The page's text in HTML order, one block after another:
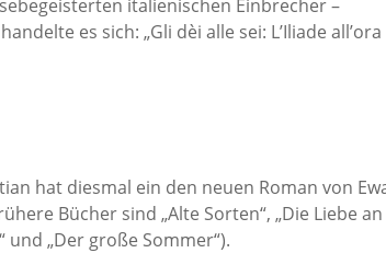
italienischen Einbrecher –
es sich: „Gli dèi alle sei: L’Iliade all’ora
hat diesmal ein den neuen Roman von
Bücher sind „Alte Sorten“, „Die Liebe an
und „Der große Sommer“).